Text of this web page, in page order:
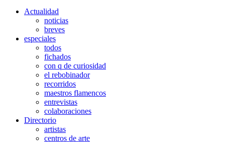
Actualidad
noticias
breves
especiales
todos
fichados
con q de curiosidad
el rebobinador
recorridos
maestros flamencos
entrevistas
colaboraciones
Directorio
artistas
centros de arte